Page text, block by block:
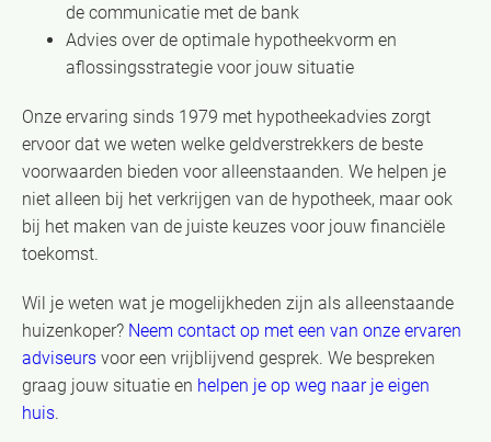
de communicatie met de bank
Advies over de optimale hypotheekvorm en
aflossingsstrategie voor jouw situatie
Onze ervaring sinds 1979 met hypotheekadvies zorgt
ervoor dat we weten welke geldverstrekkers de beste
voorwaarden bieden voor alleenstaanden. We helpen je
niet alleen bij het verkrijgen van de hypotheek, maar ook
bij het maken van de juiste keuzes voor jouw financiële
toekomst.
Wil je weten wat je mogelijkheden zijn als alleenstaande
huizenkoper? Neem contact op met een van onze ervaren
adviseurs voor een vrijblijvend gesprek. We bespreken
graag jouw situatie en helpen je op weg naar je eigen
huis.